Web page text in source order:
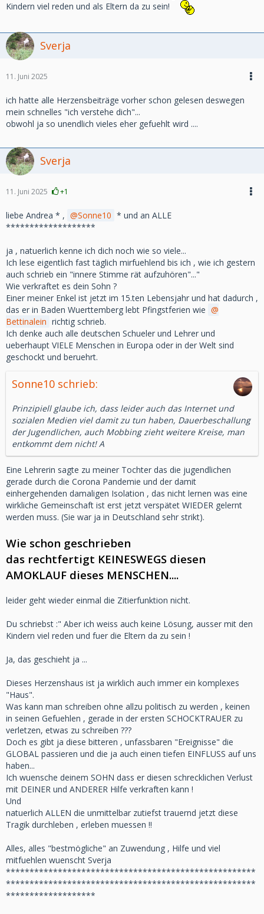
Kindern viel reden und als Eltern da zu sein!
Sverja
11. Juni 2025
ich hatte alle Herzensbeiträge vorher schon gelesen deswegen
mein schnelles "ich verstehe dich"...
obwohl ja so unendlich vieles eher gefuehlt wird ....
Sverja
11. Juni 2025 +1
liebe Andrea * , Sonne10 * und an ALLE
*******************
ja , natuerlich kenne ich dich noch wie so viele...
Ich lese eigentlich fast täglich mirfuehlend bis ich , wie ich gestern
auch schrieb ein "innere Stimme rät aufzuhören"..."
Wie verkraftet es dein Sohn ?
Einer meiner Enkel ist jetzt im 15.ten Lebensjahr und hat dadurch ,
das er in Baden Wuerttemberg lebt Pfingstferien wie
Bettinalein richtig schrieb.
Ich denke auch alle deutschen Schueler und Lehrer und
ueberhaupt VIELE Menschen in Europa oder in der Welt sind
geschockt und beruehrt.
Sonne10 schrieb:
Prinzipiell glaube ich, dass leider auch das Internet und
sozialen Medien viel damit zu tun haben, Dauerbeschallung
der Jugendlichen, auch Mobbing zieht weitere Kreise, man
entkommt dem nicht! A
Eine Lehrerin sagte zu meiner Tochter das die jugendlichen
gerade durch die Corona Pandemie und der damit
einhergehenden damaligen Isolation , das nicht lernen was eine
wirkliche Gemeinschaft ist erst jetzt verspätet WIEDER gelernt
werden muss. (Sie war ja in Deutschland sehr strikt).
Wie schon geschrieben
das rechtfertigt KEINESWEGS diesen
AMOKLAUF dieses MENSCHEN....
leider geht wieder einmal die Zitierfunktion nicht.
Du schriebst :" Aber ich weiss auch keine Lösung, ausser mit den
Kindern viel reden und fuer die Eltern da zu sein !
Ja, das geschieht ja ...
Dieses Herzenshaus ist ja wirklich auch immer ein komplexes
"Haus".
Was kann man schreiben ohne allzu politisch zu werden , keinen
in seinen Gefuehlen , gerade in der ersten SCHOCKTRAUER zu
verletzen, etwas zu schreiben ???
Doch es gibt ja diese bitteren , unfassbaren "Ereignisse" die
GLOBAL passieren und die ja auch einen tiefen EINFLUSS auf uns
haben...
Ich wuensche deinem SOHN dass er diesen schrecklichen Verlust
mit DEINER und ANDERER Hilfe verkraften kann !
Und
natuerlich ALLEN die unmittelbar zutiefst trauernd jetzt diese
Tragik durchleben , erleben muessen !!
Alles, alles "bestmögliche" an Zuwendung , Hilfe und viel
mitfuehlen wuenscht Sverja
*****************************************************
*****************************************************
*******************